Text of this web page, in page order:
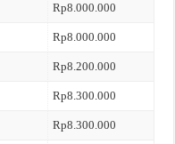
Rp8.000.000
Rp8.000.000
Rp8.200.000
Rp8.300.000
Rp8.300.000